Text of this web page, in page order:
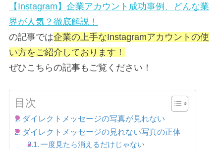
【Instagram】企業アカウント成功事例、どんな業
界が人気？徹底解説！
の記事では企業の上手なInstagramアカウントの使
い方をご紹介しております！
ぜひこちらの記事もご覧ください！
目次
ダイレクトメッセージの写真が見れない
ダイレクトメッセージの見れない写真の正体
一度見たら消えるだけじゃない